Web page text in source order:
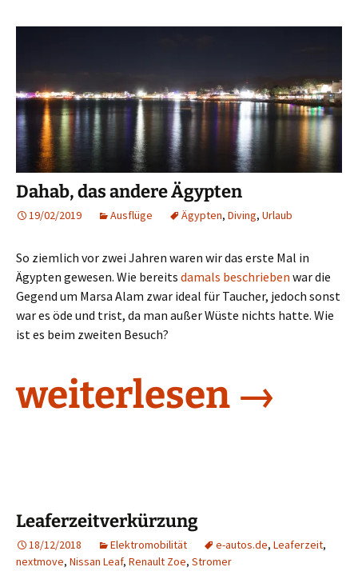
Dahab, das andere Ägypten
19/02/2019 Ausflüge Ägypten, Diving, Urlaub
So ziemlich vor zwei Jahren waren wir das erste Mal in
Ägypten gewesen. Wie bereits damals beschrieben war die
Gegend um Marsa Alam zwar ideal für Taucher, jedoch sonst
war es öde und trist, da man außer Wüste nichts hatte. Wie
ist es beim zweiten Besuch?
Dahab, das
weiterlesen →
Leaferzeitverkürzung
18/12/2018 Elektromobilität e-autos.de, Leaferzeit,
nextmove, Nissan Leaf, Renault Zoe, Stromer